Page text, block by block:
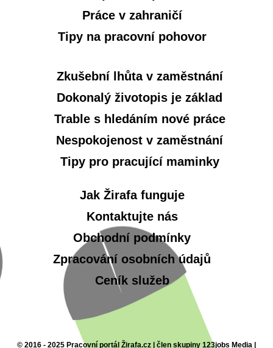
Práce v zahraničí
Tipy na pracovní pohovor
Zkušební lhůta v zaměstnání
Dokonalý životopis je základ
Trable s hledáním nové práce
Nespokojenost v zaměstnání
Tipy pro pracující maminky
Jak Žirafa funguje
Kontaktujte nás
Obchodní podmínky
Zpracování osobních údajů
Ceník služeb
© 2016 - 2025 Pracovní portál Žirafa.cz | člen skupiny 123jobs Media |